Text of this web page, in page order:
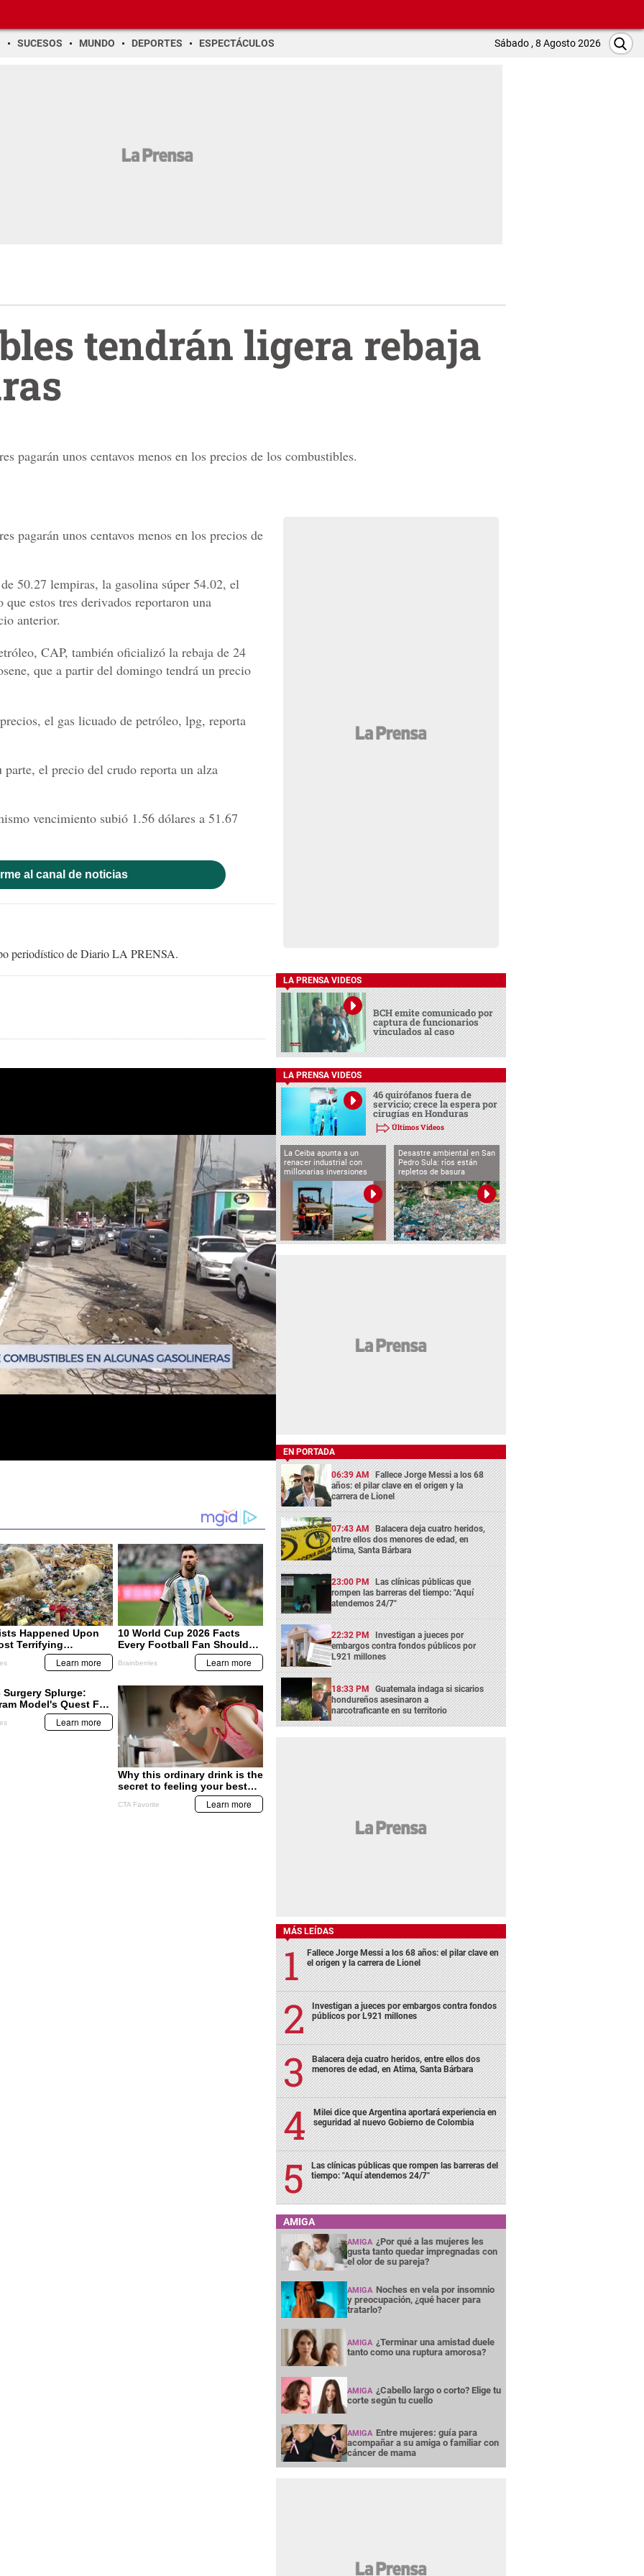
SUCESOS MUNDO DEPORTES ESPECTÁCULOS Sábado , 8 Agosto 2026
tendrán ligera rebaja
pagarán unos centavos menos en los precios de los combustibles.
pagarán unos centavos menos en los precios de
50.27 lempiras, la gasolina súper 54.02, el
estos tres derivados reportaron una
anterior.
CAP, también oficializó la rebaja de 24
que a partir del domingo tendrá un precio
el gas licuado de petróleo, lpg, reporta
el precio del crudo reporta un alza
vencimiento subió 1.56 dólares a 51.67
al canal de noticias
periodístico de Diario LA PRENSA.
LA PRENSA VIDEOS
BCH emite comunicado por
captura de funcionarios
vinculados al caso
LA PRENSA VIDEOS
46 quirófanos fuera de
servicio; crece la espera por
cirugías en Honduras
Últimos Videos
La Ceiba apunta a un
renacer industrial con
millonarias inversiones
Desastre ambiental en San
Pedro Sula: ríos están
repletos de basura
EN PORTADA
06:39 AM Fallece Jorge Messi a los 68
años: el pilar clave en el origen y la
carrera de Lionel
07:43 AM Balacera deja cuatro heridos,
entre ellos dos menores de edad, en
Atima, Santa Bárbara
23:00 PM Las clínicas públicas que
rompen las barreras del tiempo: "Aquí
atendemos 24/7"
22:32 PM Investigan a jueces por
embargos contra fondos públicos por
L921 millones
18:33 PM Guatemala indaga si sicarios
hondureños asesinaron a
narcotraficante en su territorio
MÁS LEÍDAS
Fallece Jorge Messi a los 68 años: el pilar clave en
el origen y la carrera de Lionel
Investigan a jueces por embargos contra fondos
públicos por L921 millones
Balacera deja cuatro heridos, entre ellos dos
menores de edad, en Atima, Santa Bárbara
Milei dice que Argentina aportará experiencia en
seguridad al nuevo Gobierno de Colombia
Las clínicas públicas que rompen las barreras del
tiempo: "Aquí atendemos 24/7"
AMIGA
AMIGA ¿Por qué a las mujeres les
gusta tanto quedar impregnadas con
el olor de su pareja?
AMIGA Noches en vela por insomnio
y preocupación, ¿qué hacer para
tratarlo?
AMIGA ¿Terminar una amistad duele
tanto como una ruptura amorosa?
AMIGA ¿Cabello largo o corto? Elige tu
corte según tu cuello
AMIGA Entre mujeres: guía para
acompañar a su amiga o familiar con
cáncer de mama